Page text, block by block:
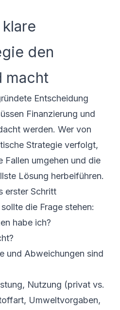
den
macht
Entscheidung
Finanzierung und
werden. Wer von
Strategie verfolgt,
Fallen umgehen und die
Lösung herbeiführen.
erster Schritt
die Frage stehen:
habe ich?
und Abweichungen sind
Nutzung (privat vs.
Umweltvorgaben,